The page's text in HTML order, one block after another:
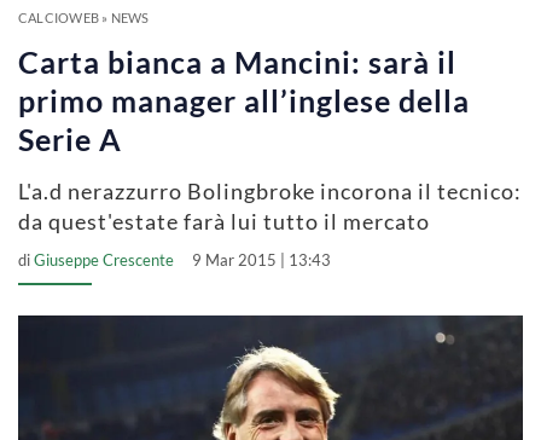
CALCIOWEB» NEWS
Carta bianca a Mancini: sarà il
primo manager all’inglese della
Serie A
L'a.d nerazzurro Bolingbroke incorona il tecnico:
da quest'estate farà lui tutto il mercato
diGiuseppe Crescente 9 Mar 2015 | 13:43